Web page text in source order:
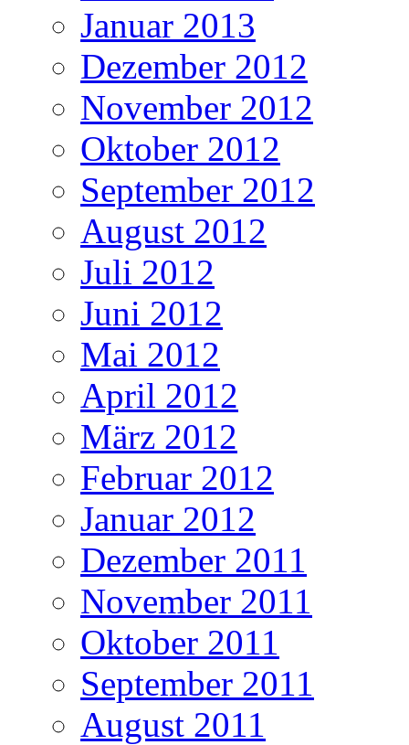
Januar 2013
Dezember 2012
November 2012
Oktober 2012
September 2012
August 2012
Juli 2012
Juni 2012
Mai 2012
April 2012
März 2012
Februar 2012
Januar 2012
Dezember 2011
November 2011
Oktober 2011
September 2011
August 2011